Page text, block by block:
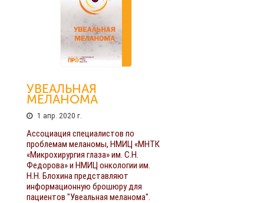
УВЕАЛЬНАЯ
МЕЛАНОМА
1 апр. 2020 г.
Ассоциация специалистов по
проблемам меланомы, НМИЦ «МНТК
«Микрохирургия глаза» им. С.Н.
Федорова» и НМИЦ онкологии им.
Н.Н. Блохина представляют
информационную брошюру для
пациентов "Увеальная меланома".